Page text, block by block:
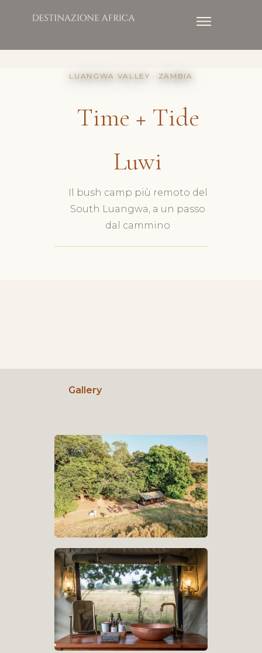
LUANGWA VALLEY · ZAMBIA
Time + Tide
Luwi
Il bush camp più remoto del
South Luangwa, a un passo
dal cammino
Gallery